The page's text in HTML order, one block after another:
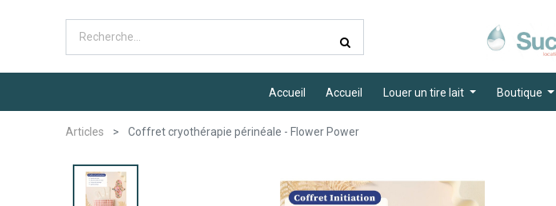
Accueil Accueil Louer un tire lait Boutique
Articles Coffret cryothérapie périnéale - Flower Power
Une erreur s'est produite
Utilisez le bouton Copier pour reporter cette erreur à votre service de